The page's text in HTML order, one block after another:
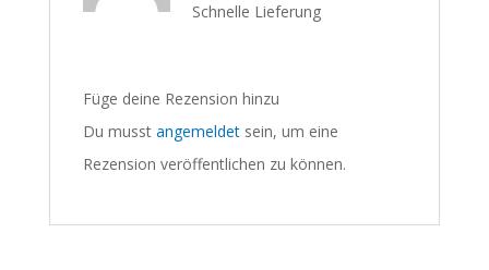
Schnelle Lieferung
Füge deine Rezension hinzu
Du musst angemeldetsein, um eine
Rezension veröffentlichen zu können.